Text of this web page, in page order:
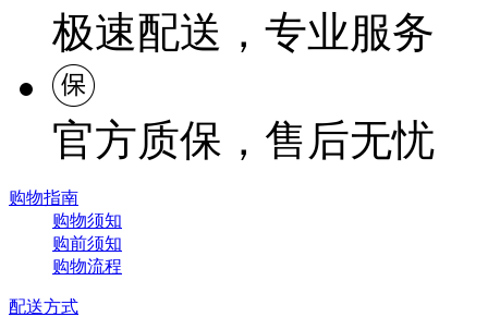
极速配送，专业服务
官方质保，售后无忧
购物指南
购物须知
购前须知
购物流程
配送方式